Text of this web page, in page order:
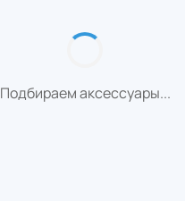
Подбираем аксессуары...